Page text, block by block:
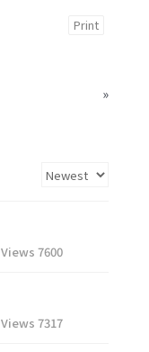
Print
»
Views 7600
Views 7317